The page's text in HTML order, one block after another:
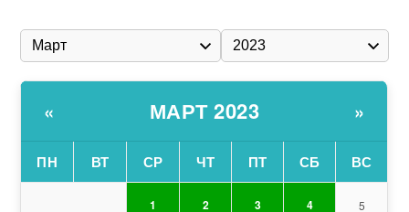
« МАРТ 2023 »
ПН ВТ СР ЧТ ПТ СБ ВС
1 2 3 4 5